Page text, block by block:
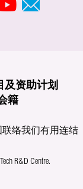
及资助计划
籍
联络我们有用连结
R&D Centre.